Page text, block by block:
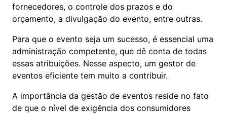
fornecedores, o controle dos prazos e do
orçamento, a divulgação do evento, entre outras.
Para que o evento seja um sucesso, é essencial uma
administração competente, que dê conta de todas
essas atribuições. Nesse aspecto, um gestor de
eventos eficiente tem muito a contribuir.
A importância da gestão de eventos reside no fato
de que o nível de exigência dos consumidores